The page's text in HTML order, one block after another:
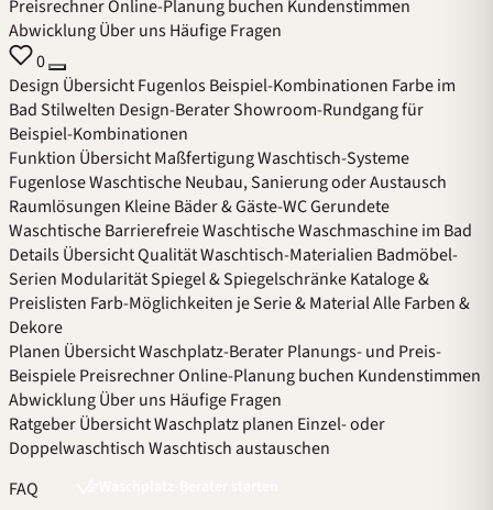
PreisrechnerOnline-Planung buchen Kundenstimmen
AbwicklungÜber unsHäufige Fragen
0
Design ÜbersichtFugenlosBeispiel-Kombinationen Farbe im
BadStilwelten Design-BeraterShowroom-Rundgang für
Beispiel-Kombinationen
Funktion ÜbersichtMaßfertigungWaschtisch-Systeme
Fugenlose WaschtischeNeubau, Sanierung oder Austausch
Raumlösungen Kleine Bäder & Gäste-WCGerundete
WaschtischeBarrierefreie WaschtischeWaschmaschine im Bad
DetailsÜbersichtQualitätWaschtisch-Materialien Badmöbel-
Serien ModularitätSpiegel & SpiegelschränkeKataloge &
Preislisten Farb-Möglichkeiten je Serie & MaterialAlle Farben &
Dekore
Planen ÜbersichtWaschplatz-BeraterPlanungs- und Preis-
BeispielePreisrechnerOnline-Planung buchen Kundenstimmen
AbwicklungÜber unsHäufige Fragen
RatgeberÜbersichtWaschplatz planen Einzel- oder
DoppelwaschtischWaschtisch austauschen
FAQ